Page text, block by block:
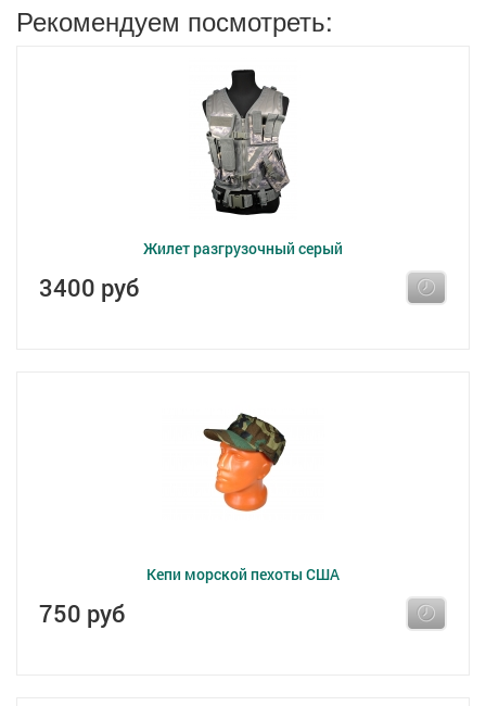
Рекомендуем посмотреть:
Жилет разгрузочный серый
3400 руб
Кепи морской пехоты США
750 руб